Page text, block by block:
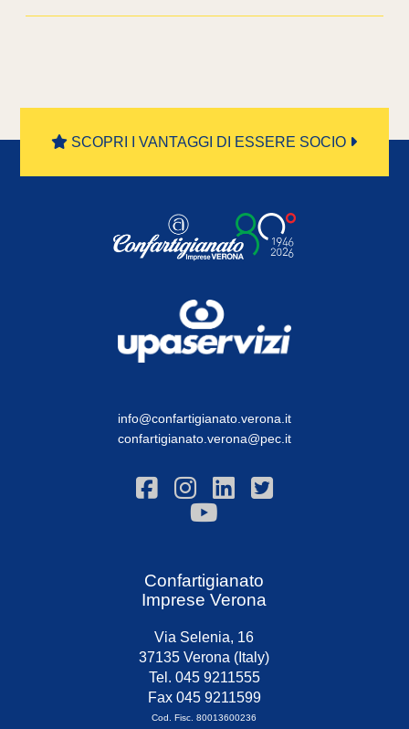
SCOPRI I VANTAGGI DI ESSERE SOCIO
info@confartigianato.verona.it
confartigianato.verona@pec.it
Confartigianato
Imprese Verona
Via Selenia, 16
37135 Verona (Italy)
Tel. 045 9211555
Fax 045 9211599
Cod. Fisc. 80013600236